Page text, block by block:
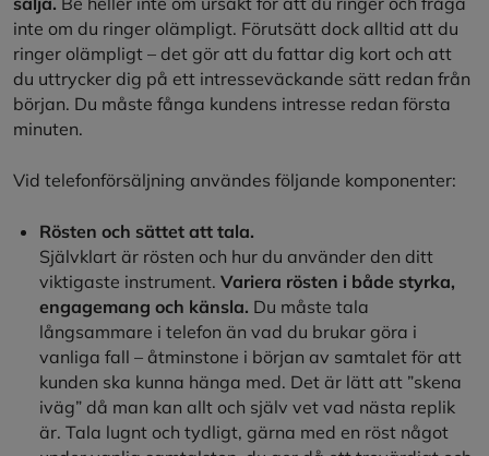
inte om du ringer olämpligt. Förutsätt dock alltid att du
ringer olämpligt – det gör att du fattar dig kort och att
du uttrycker dig på ett intresseväckande sätt redan från
början. Du måste fånga kundens intresse redan första
minuten.
Vid telefonförsäljning användes följande komponenter:
Rösten och sättet att tala.
Självklart är rösten och hur du använder den ditt
viktigaste instrument. Variera rösten i både styrka,
engagemang och känsla. Du måste tala
långsammare i telefon än vad du brukar göra i
vanliga fall – åtminstone i början av samtalet för att
kunden ska kunna hänga med. Det är lätt att ”skena
iväg” då man kan allt och själv vet vad nästa replik
är. Tala lugnt och tydligt, gärna med en röst något